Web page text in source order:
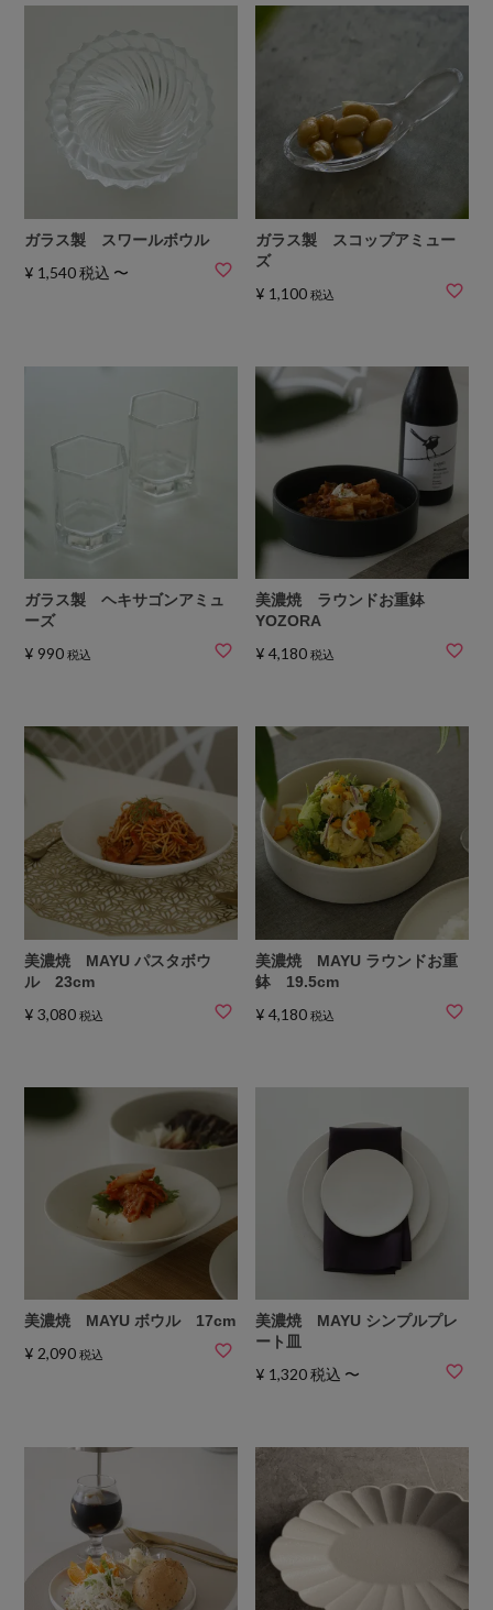
ガラス製 スワールボウル
¥ 1,540 税込 〜
ガラス製 スコップアミュー
ズ
¥ 1,100 税込
ガラス製 ヘキサゴンアミュ
ーズ
¥ 990 税込
美濃焼 ラウンドお重鉢
YOZORA
¥ 4,180 税込
美濃焼 MAYU パスタボウ
ル 23cm
¥ 3,080 税込
美濃焼 MAYU ラウンドお重
鉢 19.5cm
¥ 4,180 税込
美濃焼 MAYU ボウル 17cm
¥ 2,090 税込
美濃焼 MAYU シンプルプレ
ート皿
¥ 1,320税込 〜